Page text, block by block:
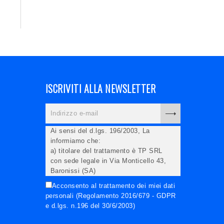
ISCRIVITI ALLA NEWSLETTER
Ai sensi del d.lgs. 196/2003, La
informiamo che:
a) titolare del trattamento è TP SRL
con sede legale in Via Monticello 43,
Baronissi (SA)
b) i Suoi dati saranno trattati (anche
elettronicamente) soltanto dagli
incaricati autorizzati, esclusivamente
per dare corso all'invio della newsletter
Acconsento al trattamento dei miei dati
personali (Regolamento 2016/679 - GDPR
e d.lgs. n.196 del 30/6/2003)